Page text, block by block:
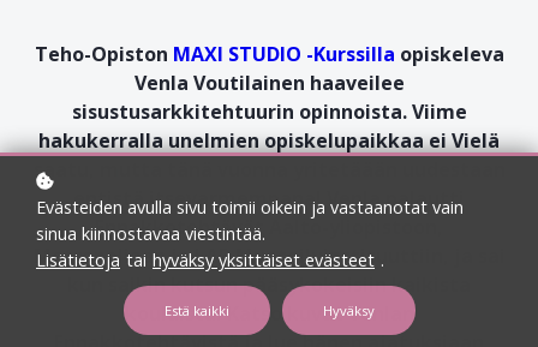
Teho-Opiston MAXI STUDIO -Kurssilla opiskeleva
Venla Voutilainen haaveilee
sisustusarkkitehtuurin opinnoista. Viime
hakukerralla unelmien opiskelupaikkaa ei Vielä
saatu, mutta tänä vuonna yritetäään uudestaan
entistä itsevarmempana! Venla palautti
Ennakkotehtävät Aalto-yliopistoon,
Metropoliaan ja LAB Muotoiluinstituuttiin, ja sai
kun saikin kutsun pääsykokeisiin kaikista
kouluista! Katso kuvat Venlan
Evästeiden avulla sivu toimii oikein ja vastaanotat vain
sinua kiinnostavaa viestintää.
Lisätietoja tai hyväksy yksittäiset evästeet .
Estä kaikki Hyväksy